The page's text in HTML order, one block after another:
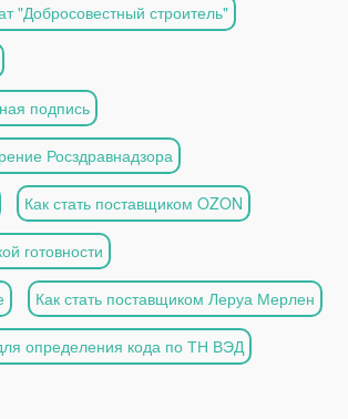
"Добросовестный строитель"
подпись
Росздравнадзора
Как стать поставщиком OZON
готовности
Как стать поставщиком Леруа Мерлен
определения кода по ТН ВЭД